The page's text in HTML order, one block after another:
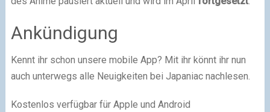
Ankündigung
Kennt ihr schon unsere mobile App? Mit ihr könnt ihr nun
auch unterwegs alle Neuigkeiten bei Japaniac nachlesen.
Kostenlos verfügbar für Apple und Android